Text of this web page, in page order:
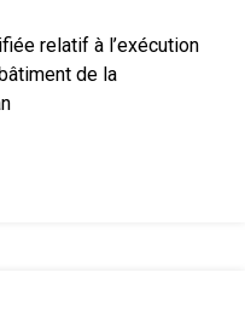
relatif à l’exécution
de la